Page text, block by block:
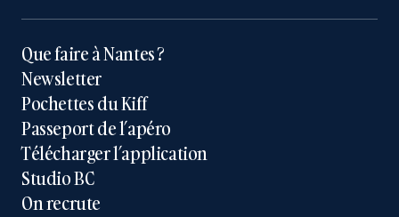
Que faire à Nantes ?
Newsletter
Pochettes du Kiff
Passeport de l’apéro
Télécharger l’application
Studio BC
On recrute